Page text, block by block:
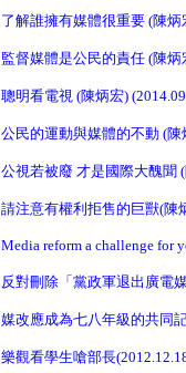
了解誰擁有媒體很重要 (陳炳
監督媒體是公民的責任 (陳炳
聰明看電視 (陳炳宏)
公民的運動與媒體的不動 (陳
公視若被廢 才是國際大醜聞
請注意有權利拒售的巨獸(陳
Media reform a challenge for
反對刪除「黨政軍退出廣電
媒改應成為七八年級的共同
樂觀看學生嗆部長